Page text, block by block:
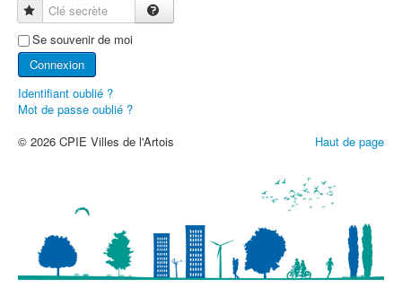
Clé secrète
Se souvenir de moi
Connexion
Identifiant oublié ?
Mot de passe oublié ?
Haut de page
© 2026 CPIE Villes de l'Artois